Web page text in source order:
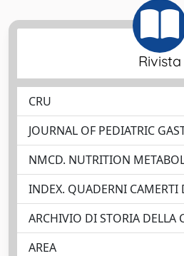
Rivista
CRU
JOURNAL OF PEDIATRIC
NMCD. NUTRITION
INDEX. QUADERNI CAMERTI
ARCHIVIO DI STORIA DELLA
AREA